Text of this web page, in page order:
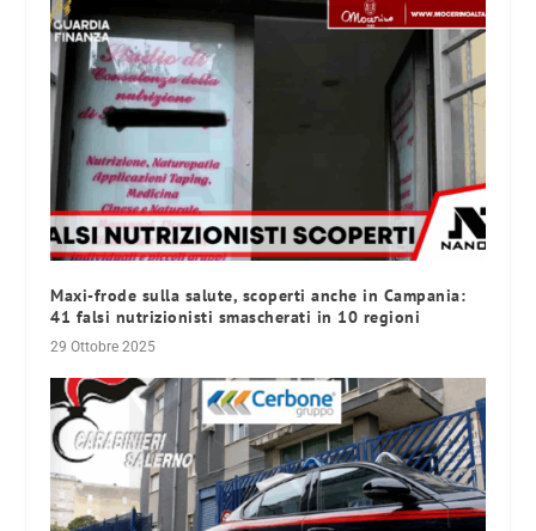
Maxi-frode sulla salute, scoperti anche in Campania:
41 falsi nutrizionisti smascherati in 10 regioni
29 Ottobre 2025